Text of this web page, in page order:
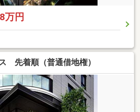
万円
先着順（普通借地権）